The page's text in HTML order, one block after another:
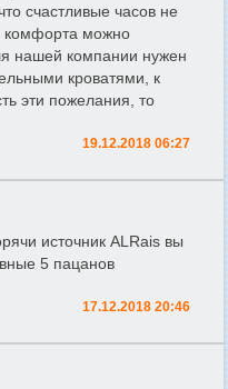
счастливые часов не
комфорта можно
нашей компании нужен
кроватями, к
эти пожелания, то
19.12.2018 06:27
источник ALRais вы
5 пацанов
17.12.2018 20:46